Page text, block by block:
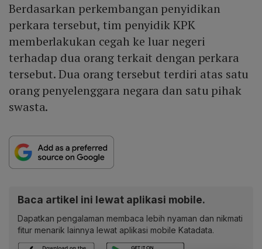
Berdasarkan perkembangan penyidikan
perkara tersebut, tim penyidik KPK
memberlakukan cegah ke luar negeri
terhadap dua orang terkait dengan perkara
tersebut. Dua orang tersebut terdiri atas satu
orang penyelenggara negara dan satu pihak
swasta.
Baca artikel ini lewat aplikasi mobile.
Dapatkan pengalaman membaca lebih nyaman dan nikmati
fitur menarik lainnya lewat aplikasi mobile Katadata.